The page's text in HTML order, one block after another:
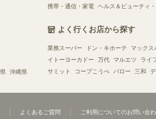
沖縄県
携帯・通信・家電 ヘルス＆ビューティ
よく行くお店から探す
業務スーパー ドン・キホーテ マックス
イトーヨーカドー
万代 マルエツ ライ
サミット
コープこうべ バロー 三和
よくあるご質問 ご利用についてのお問い合